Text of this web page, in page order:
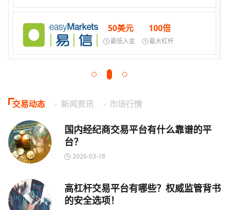
50美元
最低入金
100倍
最大杠杆
交易动态 新闻资讯 市场行情
国内经纪商交易平台有什么靠谱的平
台？
2026-03-18
高杠杆交易平台有哪些？权威监管背书
的安全选项！